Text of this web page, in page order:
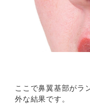
ここで鼻翼基部がラ
外な結果です。